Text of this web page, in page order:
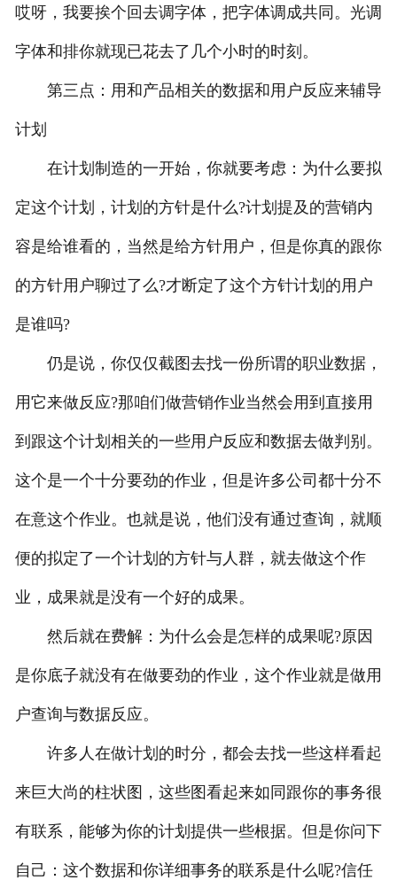
哎呀，我要挨个回去调字体，把字体调成共同。光调
字体和排你就现已花去了几个小时的时刻。
第三点：用和产品相关的数据和用户反应来辅导
计划
在计划制造的一开始，你就要考虑：为什么要拟
定这个计划，计划的方针是什么?计划提及的营销内
容是给谁看的，当然是给方针用户，但是你真的跟你
的方针用户聊过了么?才断定了这个方针计划的用户
是谁吗?
仍是说，你仅仅截图去找一份所谓的职业数据，
用它来做反应?那咱们做营销作业当然会用到直接用
到跟这个计划相关的一些用户反应和数据去做判别。
这个是一个十分要劲的作业，但是许多公司都十分不
在意这个作业。也就是说，他们没有通过查询，就顺
便的拟定了一个计划的方针与人群，就去做这个作
业，成果就是没有一个好的成果。
然后就在费解：为什么会是怎样的成果呢?原因
是你底子就没有在做要劲的作业，这个作业就是做用
户查询与数据反应。
许多人在做计划的时分，都会去找一些这样看起
来巨大尚的柱状图，这些图看起来如同跟你的事务很
有联系，能够为你的计划提供一些根据。但是你问下
自己：这个数据和你详细事务的联系是什么呢?信任